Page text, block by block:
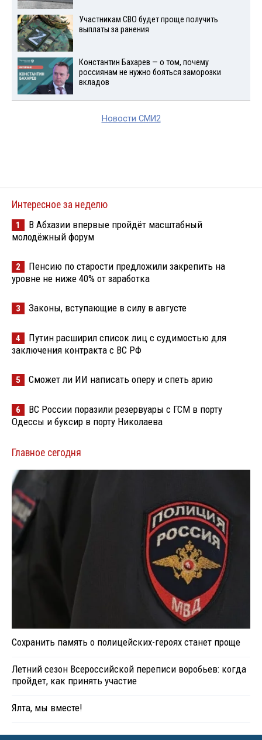
Участникам СВО будет проще получить
выплаты за ранения
Константин Бахарев — о том, почему
россиянам не нужно бояться заморозки
вкладов
Новости СМИ2
Интересное за неделю
1
В Абхазии впервые пройдёт масштабный
молодёжный форум
2
Пенсию по старости предложили закрепить на
уровне не ниже 40% от заработка
3 Законы, вступающие в силу в августе
4
Путин расширил список лиц с судимостью для
заключения контракта с ВС РФ
5 Сможет ли ИИ написать оперу и спеть арию
6
ВС России поразили резервуары с ГСМ в порту
Одессы и буксир в порту Николаева
Главное сегодня
Сохранить память о полицейских-героях станет проще
Летний сезон Всероссийской переписи воробьев: когда
пройдет, как принять участие
Ялта, мы вместе!